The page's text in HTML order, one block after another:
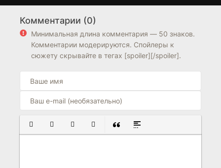
6.0
Комментарии (0)
Минимальная длина комментария — 50 знаков.
Комментарии модерируются. Спойлеры к
сюжету скрывайте в тегах [spoiler][/spoiler].
ПОЛУЖИРНЫЙ
КУРСИВПОДЧЕРКНУТЫЙ
ЗАЧЕРКНУТЫЙ
ВСТАВКА ЦИТАТЫ
ВСТАВКА СПОЙЛЕРА